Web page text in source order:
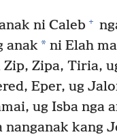
ni Caleb +
anak * ni Elah
Zipa, Tiria,
Eper, ug
ug Isba nga
nanganak kang